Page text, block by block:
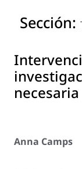
Sección:
Anna Camps